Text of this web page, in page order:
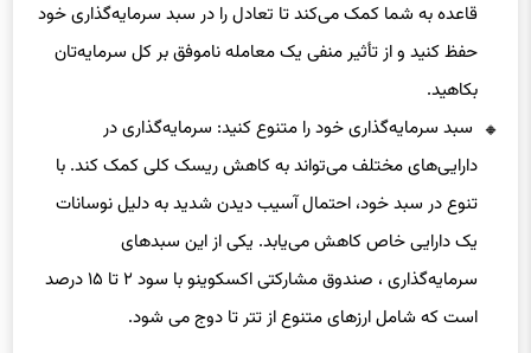
قاعده به شما کمک می‌کند تا تعادل را در سبد سرمایه‌گذاری خود
حفظ کنید و از تأثیر منفی یک معامله ناموفق بر کل سرمایه‌تان
بکاهید.
سبد سرمایه‌گذاری خود را متنوع کنید: سرمایه‌گذاری در
دارایی‌های مختلف می‌تواند به کاهش ریسک کلی کمک کند. با
تنوع در سبد خود، احتمال آسیب دیدن شدید به دلیل نوسانات
یک دارایی خاص کاهش می‌یابد. یکی از این سبدهای
سرمایه‌گذاری ، صندوق مشارکتی اکسکوینو با سود ۲ تا ۱۵ درصد
است که شامل ارزهای متنوع از تتر تا دوج می شود.